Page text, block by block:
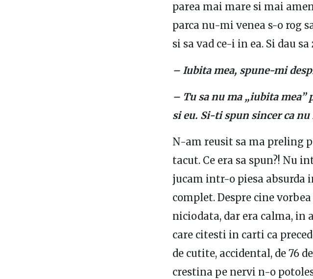
parea mai mare si mai
parca nu-mi venea s-o rog
si sa vad ce-i in ea. Si dau sa
– Iubita mea, spune-mi
– Tu sa nu ma „iubita mea”
si eu. Si-ti spun sincer ca nu
N-am reusit sa ma preling
tacut. Ce era sa spun?! Nu
jucam intr-o piesa absurda
complet. Despre cine
niciodata, dar era calma, in
care citesti in carti ca
de cutite, accidental, de 76
crestina pe nervi n-o